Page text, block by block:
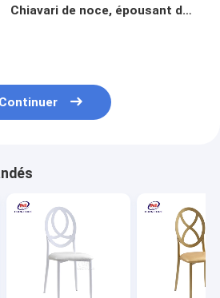
Chiavari de noce, épousant des
Continuer